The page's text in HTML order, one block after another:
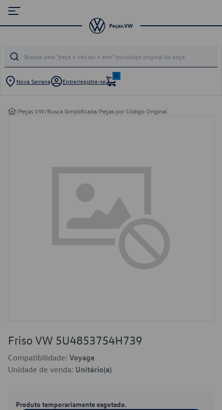
Nova Serrana Entre/registre-se
0
/Peças VW/Busca Simplificada/Peças por Código Original
Friso VW 5U4853754H739
Compatibilidade: Voyage
Unidade de venda: Unitário(a)
Produto temporariamente esgotado.